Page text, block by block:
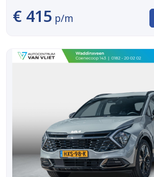
€ 415 p/m